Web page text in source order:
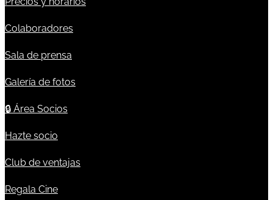
Colaboradores
Sala de prensa
Galería de fotos
🔒 Área Socios
Hazte socio
Club de ventajas
Regala Cine